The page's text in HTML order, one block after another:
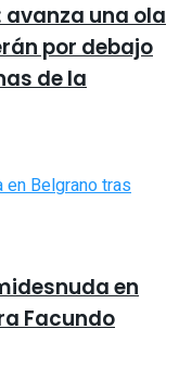
avanza una ola
por debajo
de la
en
Facundo